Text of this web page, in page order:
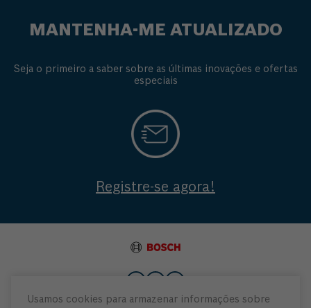
Usamos cookies para armazenar informações sobre
MANTENHA-ME ATUALIZADO
Seja o primeiro a saber sobre as últimas inovações e ofertas
especiais
Registre-se agora!